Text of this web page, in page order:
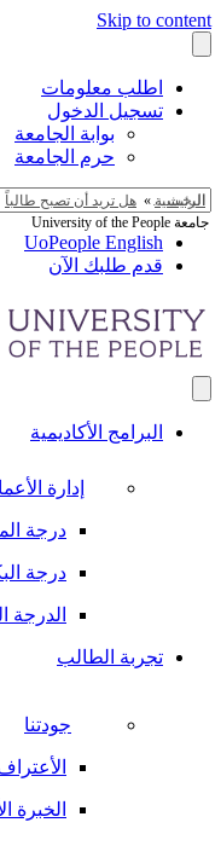
Skip to content
اطلب معلومات
تسجيل الدخول
بوابة الجامعة
حرم الجامعة
UoPeople English
قدم طلبك الآن
البرامج الأكاديمية
إدارة
درجة
درجة
الدرجة
تجربة الطالب
جودتنا
الخبرة
الرئيسية» هل تريد أن تصبح طالباً
جامعة University of the People